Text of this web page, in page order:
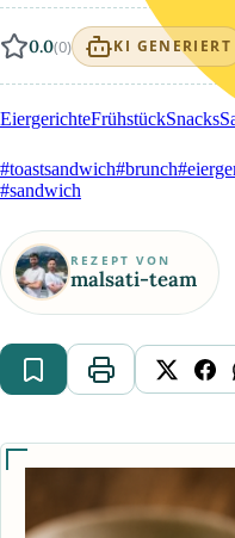
0.0(0) KI GENERIERT
EiergerichteFrühstückSnacks
#toastsandwich#brunch
#sandwich
REZEPT VON
malsati-team